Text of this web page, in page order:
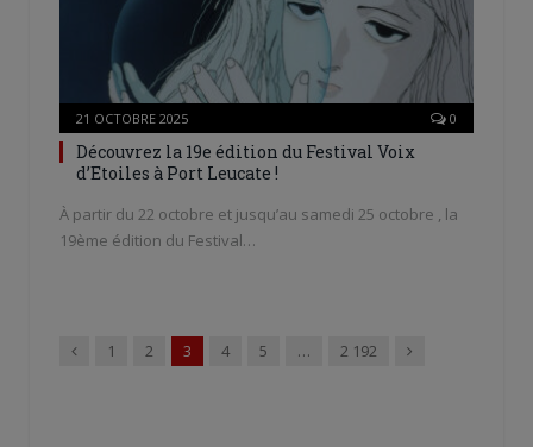
21 OCTOBRE 2025 0
Découvrez la 19e édition du Festival Voix
d’Etoiles à Port Leucate !
À partir du 22 octobre et jusqu’au samedi 25 octobre , la
19ème édition du Festival…
Précédent
1 2 3 4 5 … 2 192 Suivant